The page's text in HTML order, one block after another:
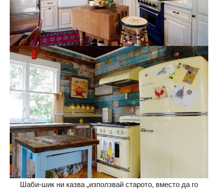
Шаби-шик ни казва „използвай старото, вместо да го